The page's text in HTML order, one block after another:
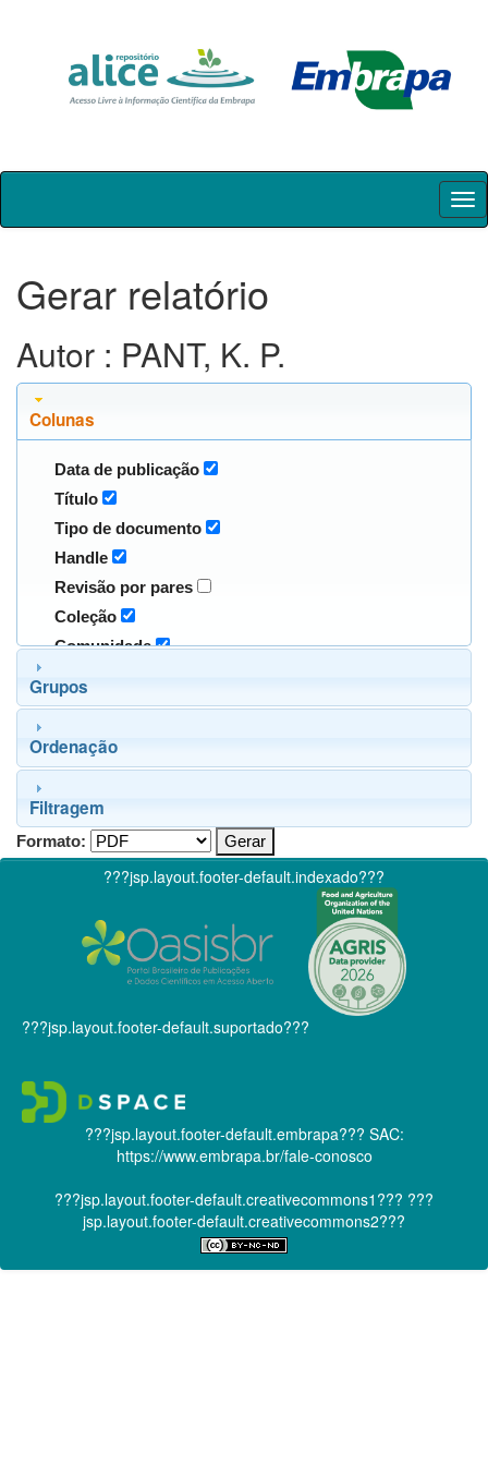
Skip
Gerar relatório
Autor : PANT, K. P.
Colunas
Data de publicação
Título
Tipo de documento
Handle
Revisão por pares
Coleção
Comunidade
Grupos
Ordenação
Filtragem
Formato:
???jsp.layout.footer-default.indexado???
???jsp.layout.footer-default.suportado???
???jsp.layout.footer-default.embrapa??? SAC:
https://www.embrapa.br/fale-conosco
???jsp.layout.footer-default.creativecommons1??? ???
jsp.layout.footer-default.creativecommons2???